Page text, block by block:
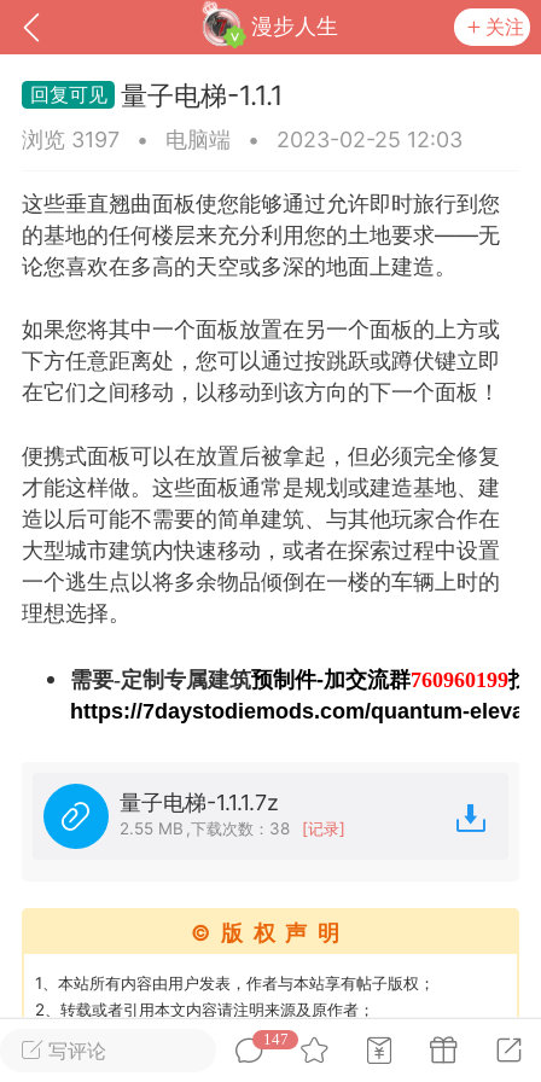
漫步人生 关注
我的钱包 道具 排行榜
MOD下载 攻略教程 联机招募
大人
Lv.8
卖挂
禁止发布联机可用的作弊模组，
单机辅助引流私下售卖服务器外挂！
作弊模组在联机服务器使用,为了维护游
环境，中文网特此发布以下声明，规范
模组的发布行为：1. *...
72 2.22w
大人
Lv.8
写评论
147
量子电梯-1.1.1
浏览 3197 • 电脑端 • 2023-02-25 12:03
这些垂直翘曲面板使您能够通过允许即时旅行到您
的基地的任何楼层来充分利用您的土地要求——无
论您喜欢在多高的天空或多深的地面上建造。
如果您将其中一个面板放置在另一个面板的上方或
下方任意距离处，您可以通过按跳跃或蹲伏键立即
在它们之间移动，以移动到该方向的下一个面板！
便携式面板可以在放置后被拿起，但必须完全修复
才能这样做。这些面板通常是规划或建造基地、建
造以后可能不需要的简单建筑、与其他玩家合作在
大型城市建筑内快速移动，或者在探索过程中设置
一个逃生点以将多余物品倾倒在一楼的车辆上时的
理想选择。
需要-定制专属建筑预制件-加交流群760960199找
https://7daystodiemods.com/quantum-
量子电梯-1.1.1.7z
2.55 MB ,下载次数：38 [记录]
©版权声明
1、本站所有内容由用户发表，作者与本站享有帖子版权；
2、转载或者引用本文内容请注明来源及原作者；
3、如内容侵犯到任何版权，请联系本站将及时予与删除；
4、遇到MOD提取码错误或链接失效，请检查提取码是否复制了空